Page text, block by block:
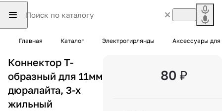
Главная Каталог Электрогирлянды Аксессуары для
Коннектор Т-
образный для 11мм
дюралайта, 3-х
жильный
80 ₽